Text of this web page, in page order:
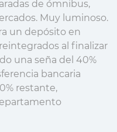
de ómnibus,
Muy luminoso.
un depósito en
al finalizar
una seña del 40%
bancaria
restante,